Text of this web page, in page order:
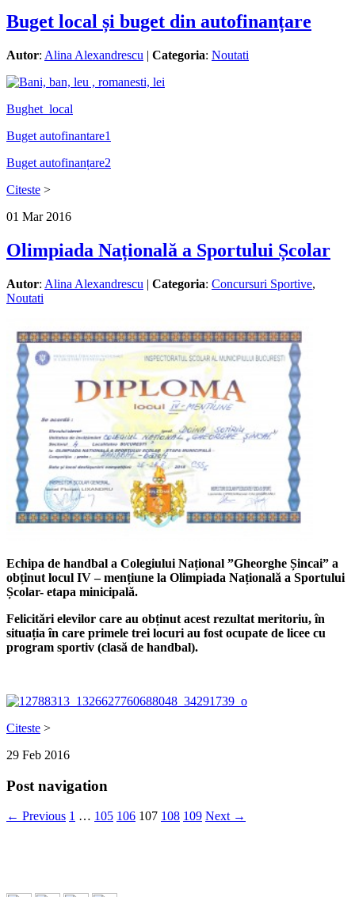
Buget local și buget din autofinanțare
Autor: Alina Alexandrescu | Categoria: Noutati
Bughet_local
Buget autofinantare1
Buget autofinanțare2
Citeste >
01 Mar 2016
Olimpiada Națională a Sportului Școlar
Autor: Alina Alexandrescu | Categoria: Concursuri Sportive,
Noutati
Echipa de handbal a Colegiului Național ”Gheorghe Șincai” a
obținut locul IV – mențiune la Olimpiada Națională a Sportului
Școlar- etapa minicipală.
Felicitări elevilor care au obținut acest rezultat meritoriu, în
situația în care primele trei locuri au fost ocupate de licee cu
program sportiv (clasă de handbal).
Citeste >
29 Feb 2016
Post navigation
← Previous 1 … 105 106 107 108 109 Next →